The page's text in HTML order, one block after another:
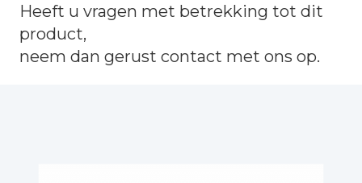
Heeft u vragen met betrekking tot dit
product,
neem dan gerust contact met ons op.